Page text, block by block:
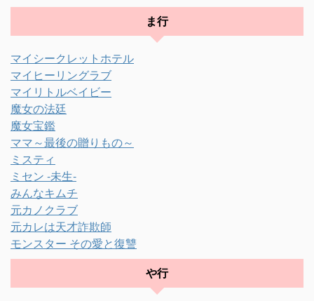
ま行
マイシークレットホテル
マイヒーリングラブ
マイリトルベイビー
魔女の法廷
魔女宝鑑
ママ～最後の贈りもの～
ミスティ
ミセン -未生-
みんなキムチ
元カノクラブ
元カレは天才詐欺師
モンスター その愛と復讐
や行